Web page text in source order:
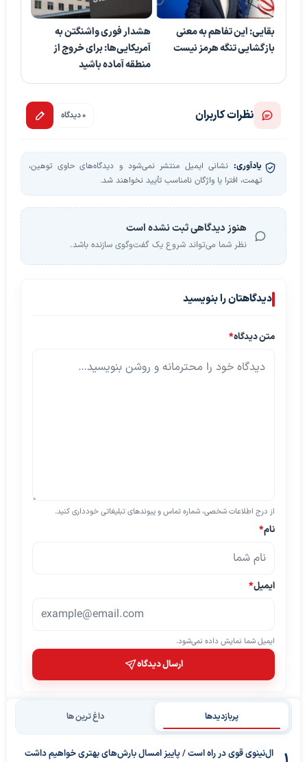
بقایی: این تفاهم به معنی
بازگشایی تنگه هرمز نیست
هشدار فوری واشنگتن به
آمریکایی‌ها: برای خروج از
منطقه آماده باشید
نظرات کاربران 0 دیدگاه
یادآوری: نشانی ایمیل منتشر نمی‌شود و دیدگاه‌های حاوی توهین،
تهمت، افترا یا واژگان نامناسب تأیید نخواهند شد.
هنوز دیدگاهی ثبت نشده است
نظر شما می‌تواند شروع یک گفت‌وگوی سازنده باشد.
دیدگاهتان را بنویسید
متن دیدگاه*
از درج اطلاعات شخصی، شماره تماس و پیوندهای تبلیغاتی خودداری کنید.
نام*
ایمیل*
ایمیل شما نمایش داده نمی‌شود.
ارسال دیدگاه
پربازدیدها داغ ترین ها
ال‌نینوی قوی در راه است / پاییز امسال بارش‌های بهتری خواهیم داشت